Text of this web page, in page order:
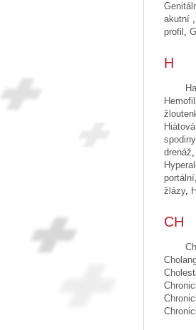
akutní ,
profil ,
H
drenáž,
portální,
žlázy,
CH